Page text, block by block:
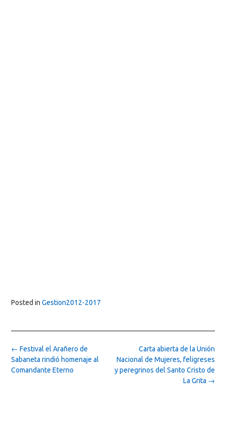
Posted in Gestion2012-2017
Post
navigation
Carta abierta de la Unión
Nacional de Mujeres, feligreses
y peregrinos del Santo Cristo de
La Grita →
← Festival el Arañero de
Sabaneta rindió homenaje al
Comandante Eterno